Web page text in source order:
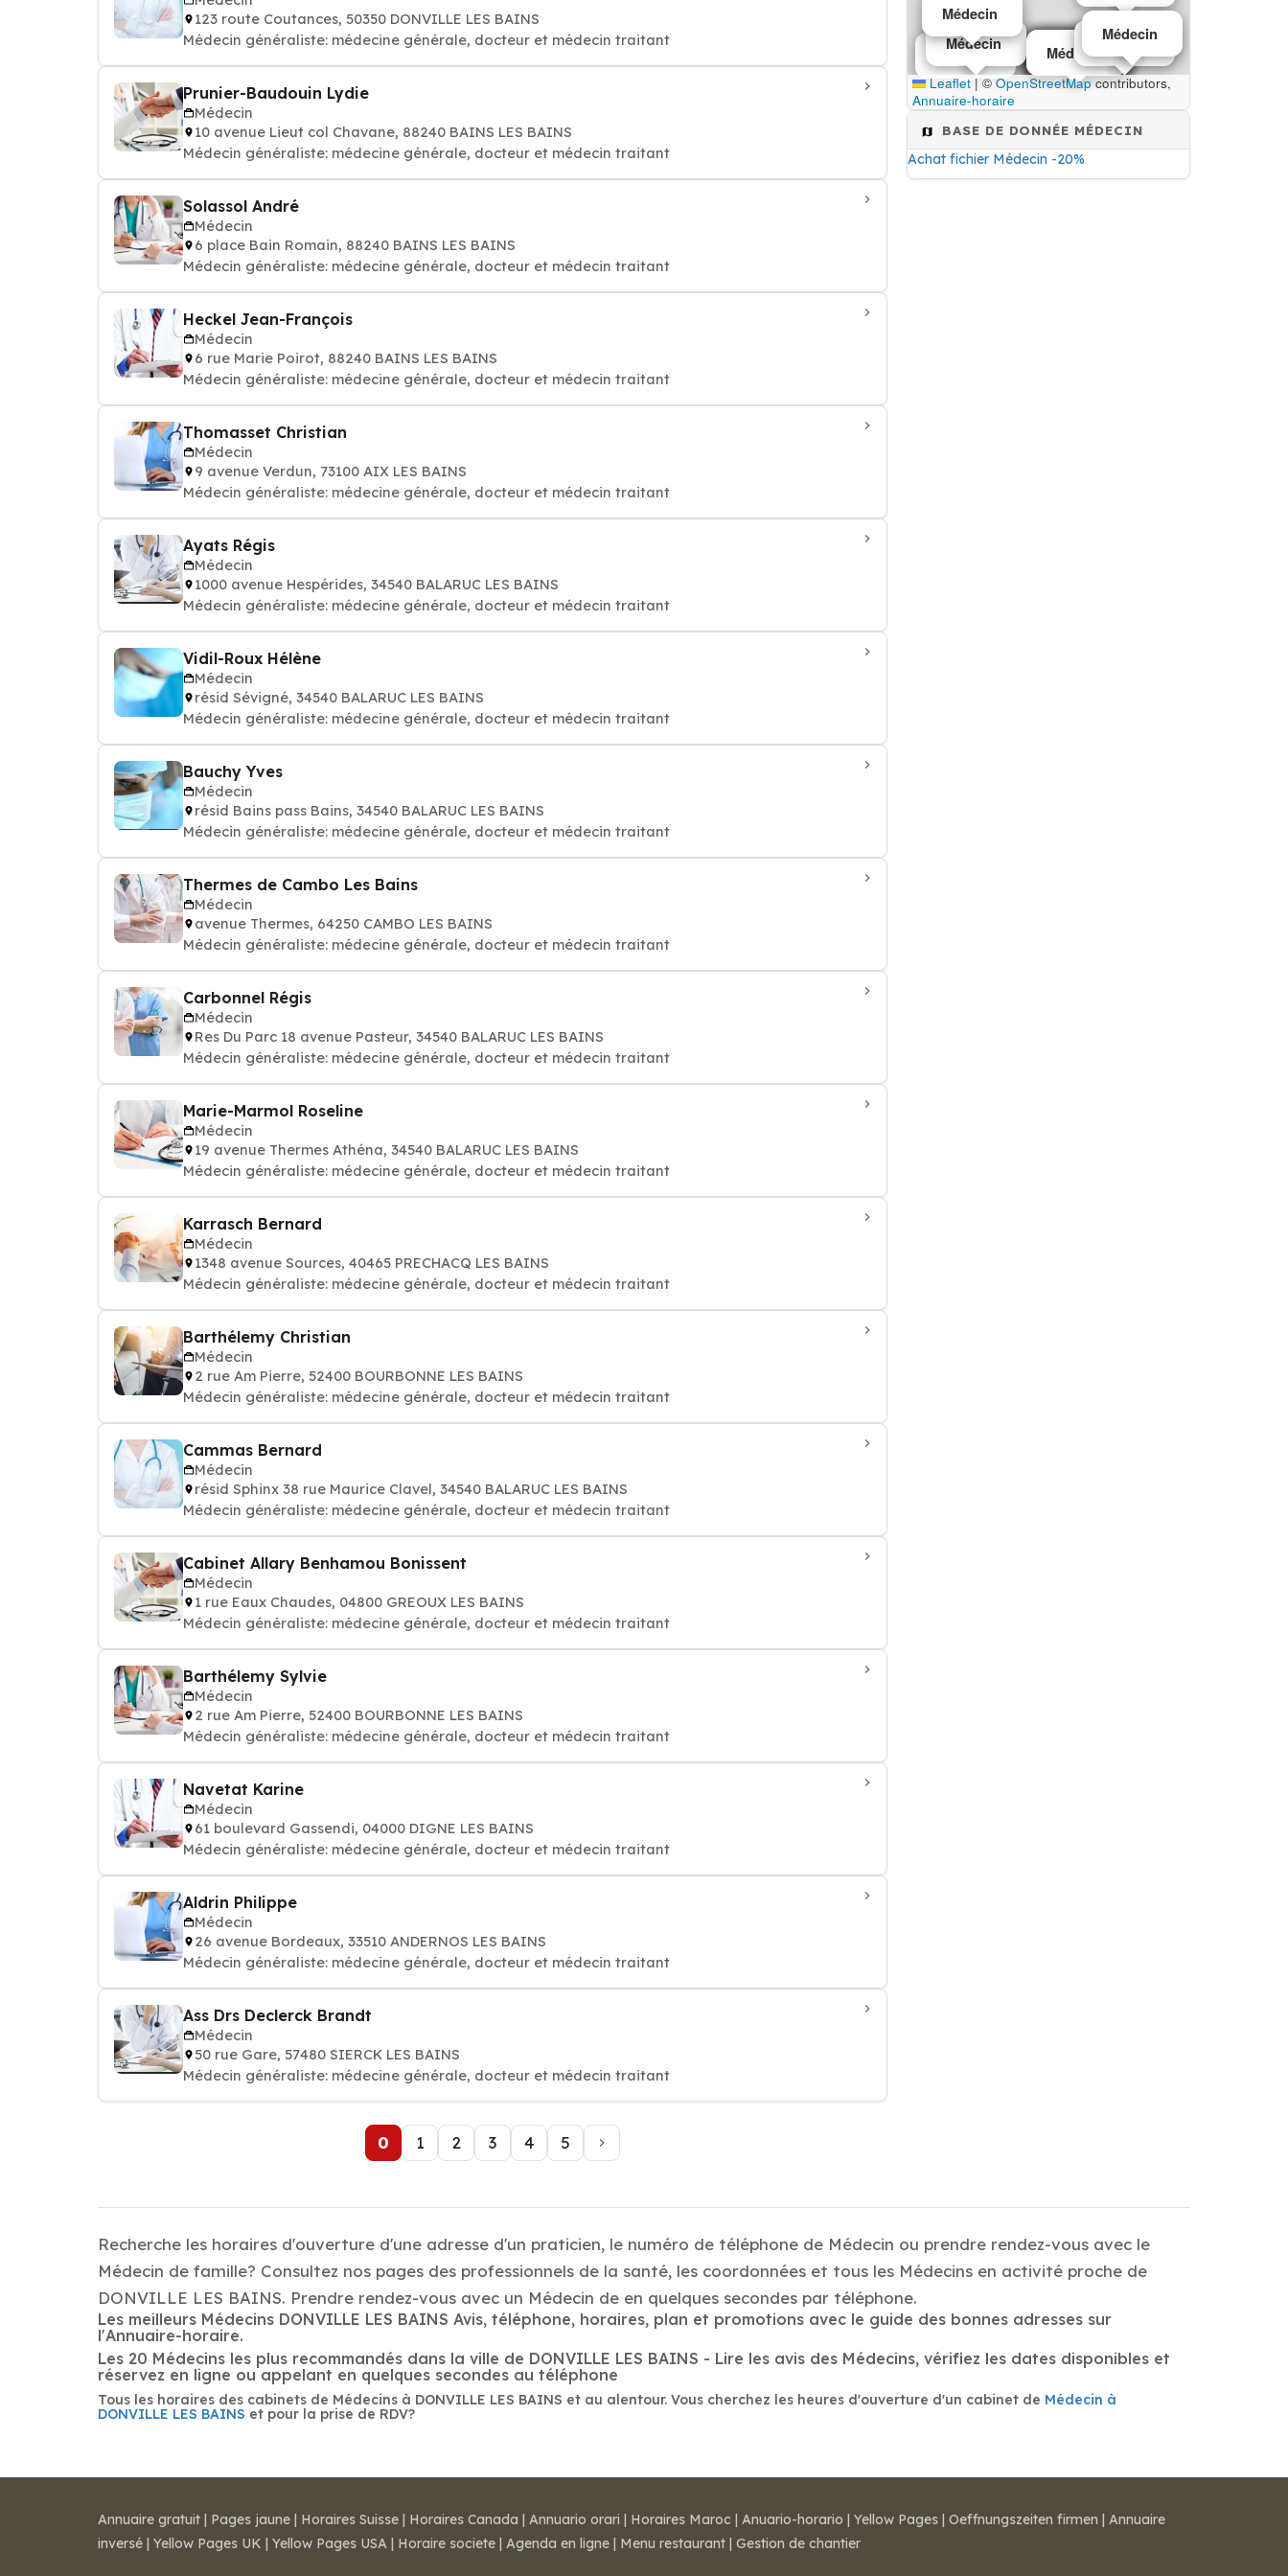
123 route Coutances, 50350 DONVILLE LES BAINS
Médecin généraliste: médecine générale, docteur et médecin traitant
Prunier-Baudouin Lydie
Médecin
10 avenue Lieut col Chavane, 88240 BAINS LES BAINS
Médecin généraliste: médecine générale, docteur et médecin traitant
Solassol André
Médecin
6 place Bain Romain, 88240 BAINS LES BAINS
Médecin généraliste: médecine générale, docteur et médecin traitant
Heckel Jean-François
Médecin
6 rue Marie Poirot, 88240 BAINS LES BAINS
Médecin généraliste: médecine générale, docteur et médecin traitant
Thomasset Christian
Médecin
9 avenue Verdun, 73100 AIX LES BAINS
Médecin généraliste: médecine générale, docteur et médecin traitant
Ayats Régis
Médecin
1000 avenue Hespérides, 34540 BALARUC LES BAINS
Médecin généraliste: médecine générale, docteur et médecin traitant
Vidil-Roux Hélène
Médecin
résid Sévigné, 34540 BALARUC LES BAINS
Médecin généraliste: médecine générale, docteur et médecin traitant
Bauchy Yves
Médecin
résid Bains pass Bains, 34540 BALARUC LES BAINS
Médecin généraliste: médecine générale, docteur et médecin traitant
Thermes de Cambo Les Bains
Médecin
avenue Thermes, 64250 CAMBO LES BAINS
Médecin généraliste: médecine générale, docteur et médecin traitant
Carbonnel Régis
Médecin
Res Du Parc 18 avenue Pasteur, 34540 BALARUC LES BAINS
Médecin généraliste: médecine générale, docteur et médecin traitant
Marie-Marmol Roseline
Médecin
19 avenue Thermes Athéna, 34540 BALARUC LES BAINS
Médecin généraliste: médecine générale, docteur et médecin traitant
Karrasch Bernard
Médecin
1348 avenue Sources, 40465 PRECHACQ LES BAINS
Médecin généraliste: médecine générale, docteur et médecin traitant
Barthélemy Christian
Médecin
2 rue Am Pierre, 52400 BOURBONNE LES BAINS
Médecin généraliste: médecine générale, docteur et médecin traitant
Cammas Bernard
Médecin
résid Sphinx 38 rue Maurice Clavel, 34540 BALARUC LES BAINS
Médecin généraliste: médecine générale, docteur et médecin traitant
Cabinet Allary Benhamou Bonissent
Médecin
1 rue Eaux Chaudes, 04800 GREOUX LES BAINS
Médecin généraliste: médecine générale, docteur et médecin traitant
Barthélemy Sylvie
Médecin
2 rue Am Pierre, 52400 BOURBONNE LES BAINS
Médecin généraliste: médecine générale, docteur et médecin traitant
Navetat Karine
Médecin
61 boulevard Gassendi, 04000 DIGNE LES BAINS
Médecin généraliste: médecine générale, docteur et médecin traitant
Aldrin Philippe
Médecin
26 avenue Bordeaux, 33510 ANDERNOS LES BAINS
Médecin généraliste: médecine générale, docteur et médecin traitant
Ass Drs Declerck Brandt
Médecin
50 rue Gare, 57480 SIERCK LES BAINS
Médecin généraliste: médecine générale, docteur et médecin traitant
0 1 2 3 4 5
Médecin
Médecin
Médecin
Médecin
Médecin
Médecin MédecinMédecin
Médecin
Médecin
Leaflet | © OpenStreetMapcontributors,
Annuaire-horaire
BASE DE DONNÉE MÉDECIN
Achat fichier Médecin -20%
Recherche les horaires d'ouverture d'une adresse d'un praticien, le numéro de téléphone de Médecin ou prendre rendez-vous avec le
Médecin de famille? Consultez nos pages des professionnels de la santé, les coordonnées et tous les Médecins en activité proche de
DONVILLE LES BAINS. Prendre rendez-vous avec un Médecin de en quelques secondes par téléphone.
Les meilleurs Médecins DONVILLE LES BAINS Avis, téléphone, horaires, plan et promotions avec le guide des bonnes adresses sur
l'Annuaire-horaire.
Les 20 Médecins les plus recommandés dans la ville de DONVILLE LES BAINS - Lire les avis des Médecins, vérifiez les dates disponibles et
réservez en ligne ou appelant en quelques secondes au téléphone
Tous les horaires des cabinets de Médecins à DONVILLE LES BAINS et au alentour. Vous cherchez les heures d'ouverture d'un cabinet de Médecin à
DONVILLE LES BAINS et pour la prise de RDV?
Annuaire gratuit | Pages jaune | Horaires Suisse | Horaires Canada | Annuario orari | Horaires Maroc | Anuario-horario | Yellow Pages | Oeffnungszeiten firmen | Annuaire
inversé | Yellow Pages UK | Yellow Pages USA | Horaire societe | Agenda en ligne | Menu restaurant | Gestion de chantier